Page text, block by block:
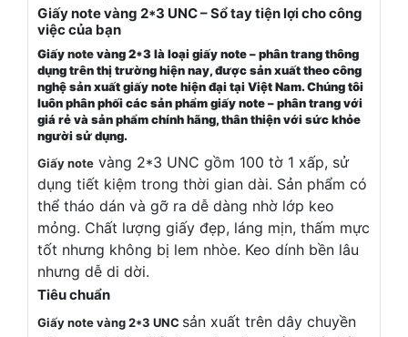
Giấy note vàng 2*3 UNC – Sổ tay tiện lợi cho công
việc của bạn
Giấynotevàng 2*3 là loại giấy note – phân trang thông
dụng trên thị trường hiện nay, được sản xuất theo công
nghệ sản xuất giấy note hiện đại tại Việt Nam. Chúng tôi
luôn phân phối các sản phẩm giấy note – phân trang với
giá rẻ và sản phẩm chính hãng, thân thiện với sức khỏe
người sử dụng.
Giấy note vàng 2*3 UNC gồm 100 tờ 1 xấp, sử
dụng tiết kiệm trong thời gian dài. Sản phẩm có
thể tháo dán và gỡ ra dễ dàng nhờ lớp keo
mỏng. Chất lượng giấy đẹp, láng mịn, thấm mực
tốt nhưng không bị lem nhòe. Keo dính bền lâu
nhưng dễ di dời.
Tiêu chuẩn
Giấy note vàng 2*3 UNC sản xuất trên dây chuyền